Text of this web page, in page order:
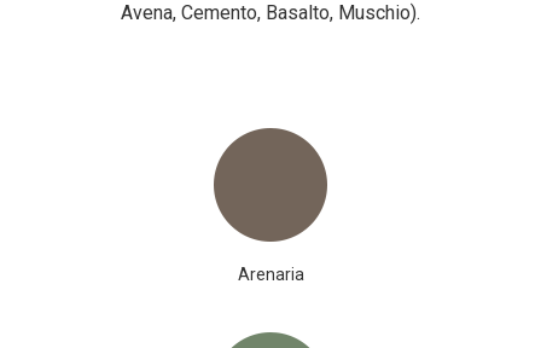
Avena, Cemento, Basalto, Muschio).
Arenaria